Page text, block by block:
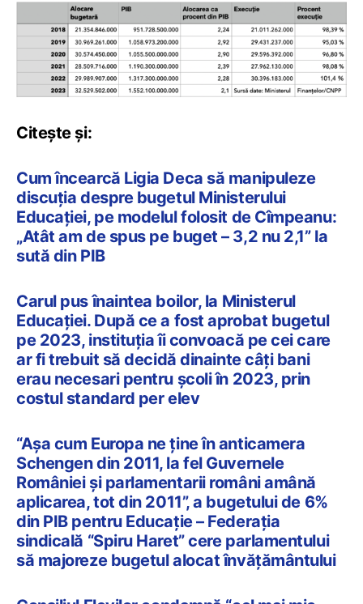
Citește și:
Cum încearcă Ligia Deca să manipuleze
discuția despre bugetul Ministerului
Educației, pe modelul folosit de Cîmpeanu:
„Atât am de spus pe buget – 3,2 nu 2,1” la
sută din PIB
Carul pus înaintea boilor, la Ministerul
Educației. După ce a fost aprobat bugetul
pe 2023, instituția îi convoacă pe cei care
ar fi trebuit să decidă dinainte câți bani
erau necesari pentru școli în 2023, prin
costul standard per elev
“Așa cum Europa ne ține în anticamera
Schengen din 2011, la fel Guvernele
României și parlamentarii români amână
aplicarea, tot din 2011”, a bugetului de 6%
din PIB pentru Educație – Federația
sindicală “Spiru Haret” cere parlamentului
să majoreze bugetul alocat învățământului